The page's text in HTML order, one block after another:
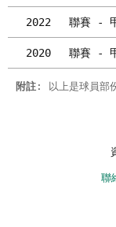
2022 聯賽 -
2020 聯賽 -
附註 : 以上是球員部
聯